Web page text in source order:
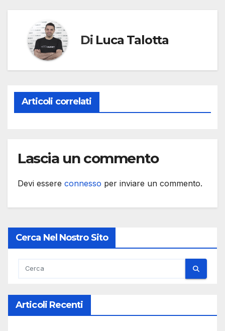
Di Luca Talotta
Articoli correlati
Lascia un commento
Devi essere connesso per inviare un commento.
Cerca Nel Nostro Sito
Articoli Recenti